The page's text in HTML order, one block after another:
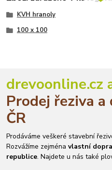
KVH hranoly
100 x 100
drevoonline.cz
Prodej řeziva a
ČR
Prodáváme veškeré stavební
Rozvážíme zejménavlastní
republice. Najdete u nás také